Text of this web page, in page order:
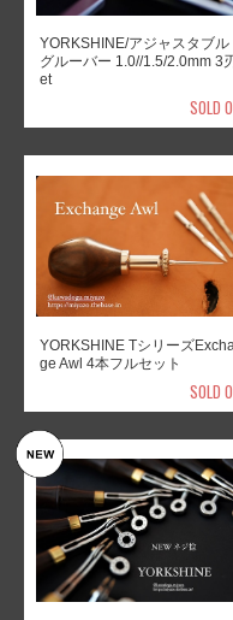
YORKSHINE/アジャスタブル
グルーバー 1.0//1.5/2.0mm 3
et
SOLD
YORKSHINE Tシリーズ
ge Awl 4本フルセット
SOLD